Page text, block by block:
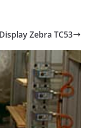
Zebra TC53